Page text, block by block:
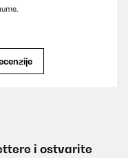
i ostvarite